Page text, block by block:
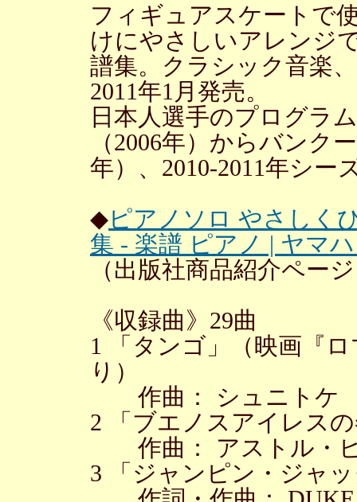
フィギュアスケートで
けにやさしいアレンジ
譜集。クラシック音楽
2011年1月発売。
日本人選手のプログラ
（2006年）からバンク
年）、2010-2011年シー
◆ピアノソロ やさしく
集 - 楽譜 ピアノ | ヤマ
（出版社商品紹介ペー
《収録曲》29曲
1 「タンゴ」（映画『
り）
作曲： シュニトケ
2 「ブエノスアイレス
作曲： アストル・
3 「ジャンピン・ジャ